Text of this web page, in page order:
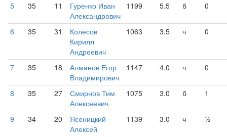
5 35 11
Гуренко Иван
Александрович
1199 5.5 б 0
6 35 31
Колесов
Кирилл
Андреевич
1063 3.5 ч 0
7 35 18
Алманов Егор
Владимирович
1147 4.0 ч 0
8 35 27
Смирнов Тим
Алексеевич
1075 3.0 б 1
9 34 20
Ясеницкий
Алексей
1139 3.0 ч ½